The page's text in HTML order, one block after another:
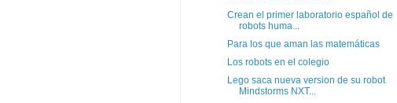
Crean el primer laboratorio español de
robots huma...
Para los que aman las matemáticas
Los robots en el colegio
Lego saca nueva version de su robot
Mindstorms NXT...